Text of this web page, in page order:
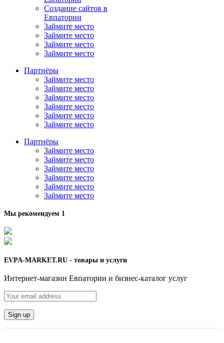
Создание сайтов в
Евпатории
Займите место
Займите место
Займите место
Займите место
Партнёры
Займите место
Займите место
Займите место
Займите место
Займите место
Займите место
Партнёры
Займите место
Займите место
Займите место
Займите место
Займите место
Займите место
Мы рекомендуем 1
EVPA-MARKET.RU - товары и услуги
Интернет-магазин Евпатории и бизнес-каталог услуг